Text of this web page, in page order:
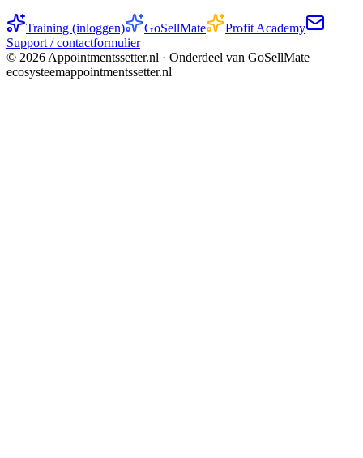
Training (inloggen) GoSellMate
Profit Academy
Support / contactformulier
© 2026 Appointmentssetter.nl · Onderdeel van GoSellMate
ecosysteemappointmentssetter.nl